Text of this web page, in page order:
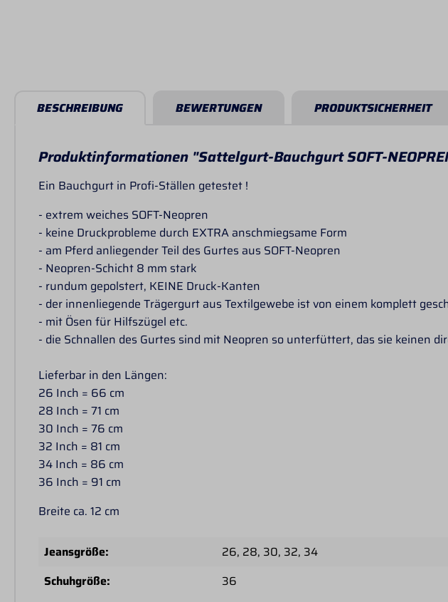
BESCHREIBUNG BEWERTUNGEN PRODUKTSICHERHEIT
Produktinformationen "Sattelgurt-Bauchgurt SOFT-
Ein Bauchgurt in Profi-Ställen getestet !
- extrem weiches SOFT-Neopren
- keine Druckprobleme durch EXTRA anschmiegsame Form
- am Pferd anliegender Teil des Gurtes aus SOFT-Neopren
- Neopren-Schicht 8 mm stark
- rundum gepolstert, KEINE Druck-Kanten
- der innenliegende Trägergurt aus Textilgewebe ist von einem komplett
- mit Ösen für Hilfszügel etc.
- die Schnallen des Gurtes sind mit Neopren so unterfüttert, das sie keinen
Lieferbar in den Längen:
26 Inch = 66 cm
28 Inch = 71 cm
30 Inch = 76 cm
32 Inch = 81 cm
34 Inch = 86 cm
36 Inch = 91 cm
Breite ca. 12 cm
Jeansgröße: 26, 28, 30, 32, 34
Schuhgröße:
36